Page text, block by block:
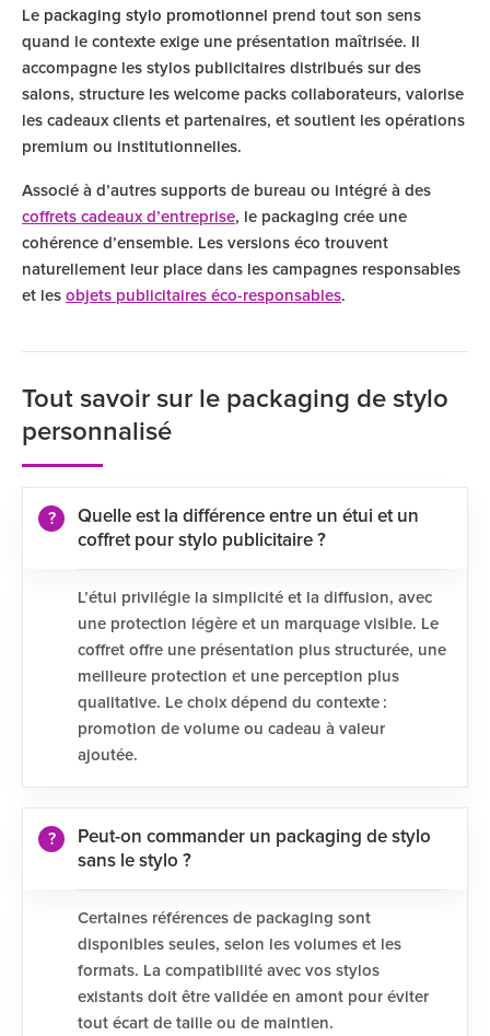
Le packaging stylo promotionnel prend tout son sens
quand le contexte exige une présentation maîtrisée. Il
accompagne les stylos publicitaires distribués sur des
salons, structure les welcome packs collaborateurs, valorise
les cadeaux clients et partenaires, et soutient les opérations
premium ou institutionnelles.
Associé à d’autres supports de bureau ou intégré à des
coffrets cadeaux d’entreprise, le packaging crée une
cohérence d’ensemble. Les versions éco trouvent
naturellement leur place dans les campagnes responsables
et les objets publicitaires éco-responsables.
Tout savoir sur le packaging de stylo
personnalisé
Quelle est la différence entre un étui et un
coffret pour stylo publicitaire ?
L’étui privilégie la simplicité et la diffusion, avec
une protection légère et un marquage visible. Le
coffret offre une présentation plus structurée, une
meilleure protection et une perception plus
qualitative. Le choix dépend du contexte :
promotion de volume ou cadeau à valeur
ajoutée.
Peut-on commander un packaging de stylo
sans le stylo ?
Certaines références de packaging sont
disponibles seules, selon les volumes et les
formats. La compatibilité avec vos stylos
existants doit être validée en amont pour éviter
tout écart de taille ou de maintien.